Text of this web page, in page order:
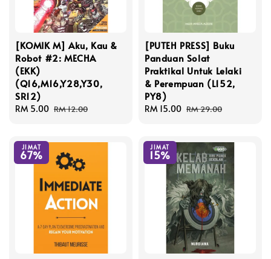
[KOMIK M] Aku, Kau &
Robot #2: MECHA
(EKK)
(Q16,M16,Y28,Y30,
SR12)
Sale
RM 5.00 Regular
RM 12.00
[PUTEH PRESS] Buku
Panduan Solat
Praktikal Untuk Lelaki
& Perempuan (L152,
PY8)
Sale
RM 15.00 Regular
RM 29.00
JIMAT
67%
JIMAT
15%